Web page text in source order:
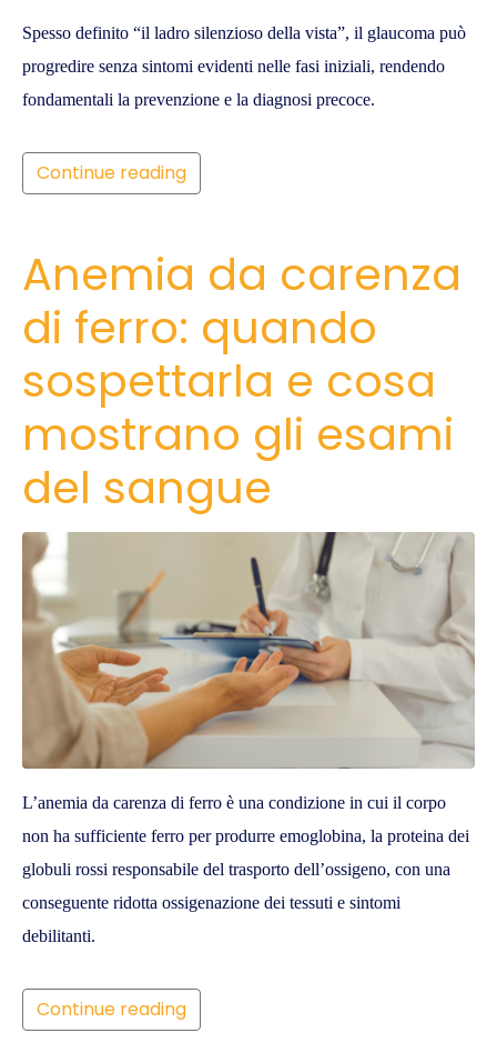
Spesso definito “il ladro silenzioso della vista”, il glaucoma può
progredire senza sintomi evidenti nelle fasi iniziali, rendendo
fondamentali la prevenzione e la diagnosi precoce.
Continue reading
Anemia da carenza
di ferro: quando
sospettarla e cosa
mostrano gli esami
del sangue
L’anemia da carenza di ferro è una condizione in cui il corpo
non ha sufficiente ferro per produrre emoglobina, la proteina dei
globuli rossi responsabile del trasporto dell’ossigeno, con una
conseguente ridotta ossigenazione dei tessuti e sintomi
debilitanti.
Continue reading